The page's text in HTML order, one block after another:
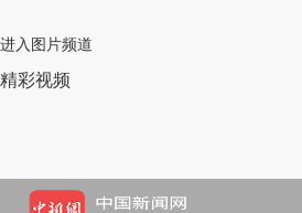
进入图片频道
精彩视频